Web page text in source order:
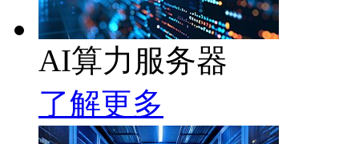
AI算力服务器
了解更多